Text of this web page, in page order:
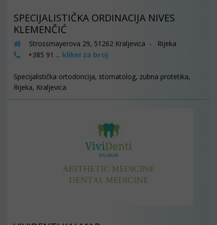
SPECIJALISTIČKA ORDINACIJA NIVES
KLEMENČIĆ
Strossmayerova 29, 51262 Kraljevica - Rijeka
+385 91 ... klikni za broj
Specijalistička ortodoncija, stomatolog, zubna protetika,
Rijeka, Kraljevica